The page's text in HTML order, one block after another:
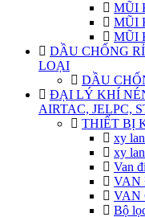
MŨI
MŨI
MŨI
DẦU CHỐNG
LOẠI
DẦU
ĐẠI LÝ KHÍ
AIRTAC, JELPC,
THIẾT BỊ
xy
xy
Van
VAN
VAN
Bộ